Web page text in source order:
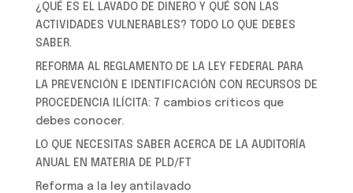
¿QUÉ ES EL LAVADO DE DINERO Y QUÉ SON LAS
ACTIVIDADES VULNERABLES? TODO LO QUE DEBES
SABER.
REFORMA AL REGLAMENTO DE LA LEY FEDERAL PARA
LA PREVENCIÓN E IDENTIFICACIÓN CON RECURSOS DE
PROCEDENCIA ILÍCITA: 7 cambios críticos que
debes conocer.
LO QUE NECESITAS SABER ACERCA DE LA AUDITORÍA
ANUAL EN MATERIA DE PLD/FT
Reforma a la ley antilavado